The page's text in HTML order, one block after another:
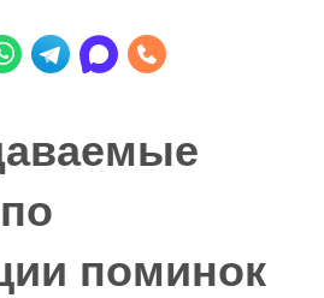
поминок